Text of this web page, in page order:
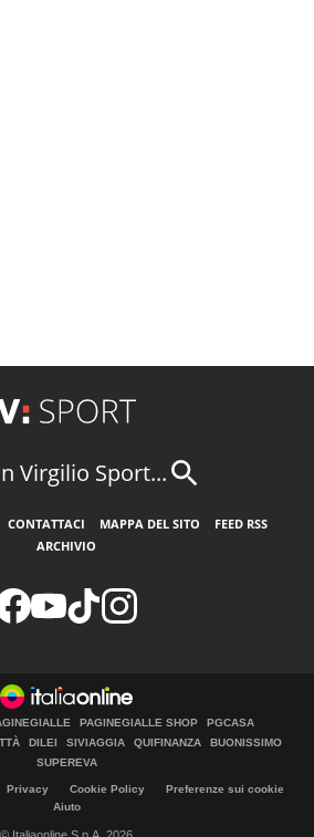
Virgilio Sport...
CONTATTACI MAPPA DEL SITO
FEED RSS
ARCHIVIO
PAGINEGIALLE SHOP
PGCASA
DILEI SIVIAGGIA QUIFINANZA
BUONISSIMO
SUPEREVA
Privacy Cookie Policy
Preferenze sui cookie
Aiuto